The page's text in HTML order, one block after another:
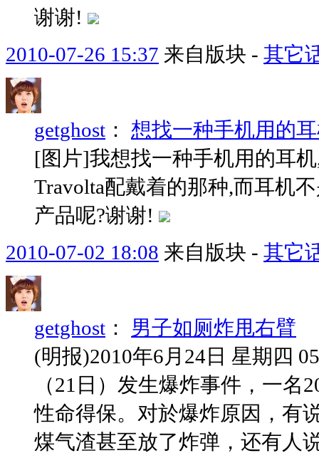
谢谢!
2010-07-26 15:37 来自版块 - 其它
getghost ： 想找一种手机用的
[图片]我想找一种手机用的耳
Travolta配戴着的那种,而耳机
产品呢?谢谢!
2010-07-02 18:08 来自版块 - 其它
getghost ： 男子如厕炸甩右臂
(明报)2010年6月24日 星期四
（21日）发生爆炸事件，一
性命得保。对於爆炸原因，有
煤气渣甚至放了炸弹，还有人